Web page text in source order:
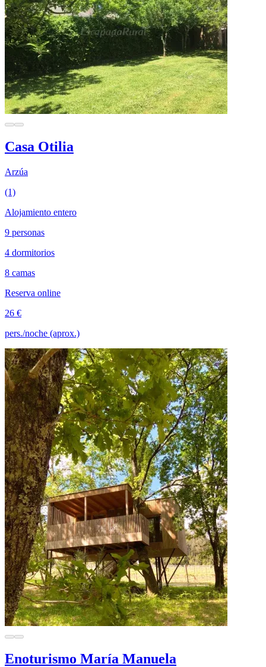
Casa Otilia
Arzúa
(1)
Alojamiento entero
9 personas
4 dormitorios
8 camas
Reserva online
26 €
pers./noche (aprox.)
Enoturismo María Manuela